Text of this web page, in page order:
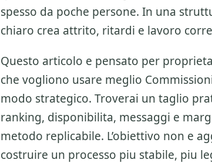
spesso da poche persone. In una
chiaro crea attrito, ritardi e lavoro
Questo articolo e pensato per
che vogliono usare meglio
modo strategico. Troverai un taglio
ranking, disponibilita, messaggi e
metodo replicabile. L’obiettivo non e
costruire un processo piu stabile, piu